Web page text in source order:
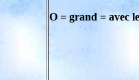
O = grand = avec